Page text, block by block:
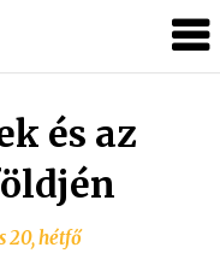
és az
20, hétfő